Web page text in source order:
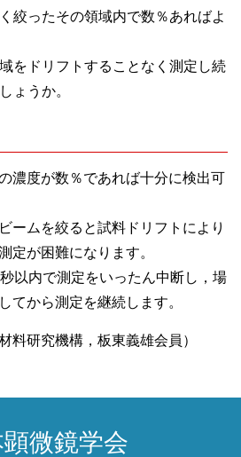
絞ったその領域内で数％あればよ
をドリフトすることなく測定し続
ょうか。
濃度が数％であれば十分に検出可
ームを絞ると試料ドリフトにより
定が困難になります。
以内で測定をいったん中断し，場
てから測定を継続します。
料研究機構，板東義雄会員）
顕微鏡学会